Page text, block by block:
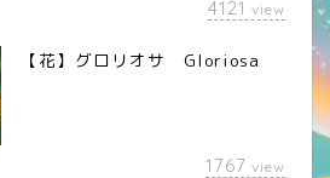
4121 view
【花】グロリオサ Gloriosa
1767 view